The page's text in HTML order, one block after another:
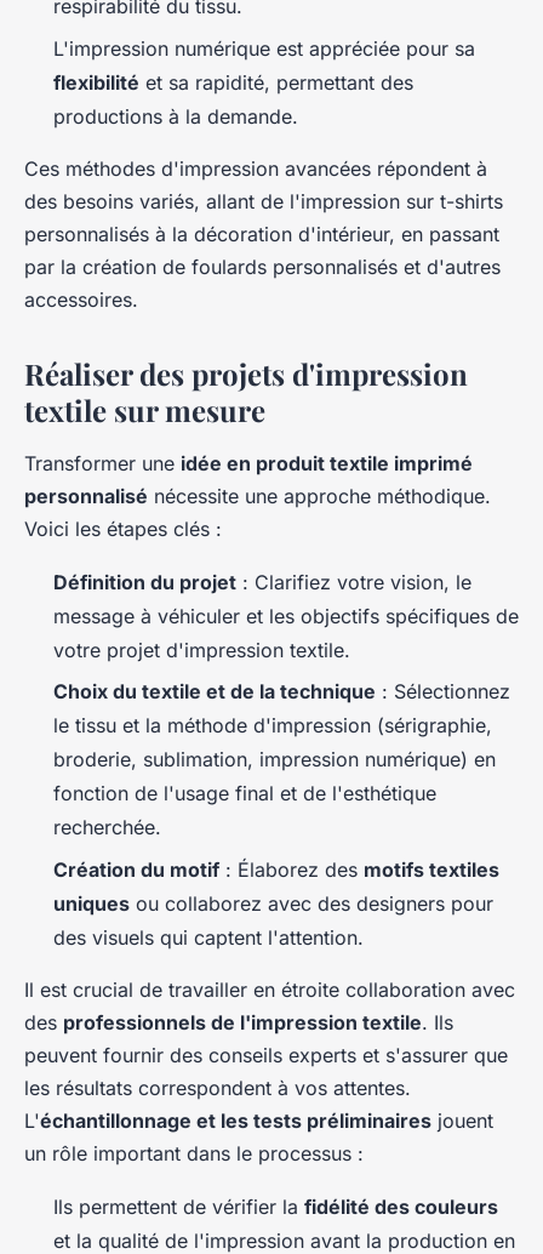
respirabilité du tissu.
L'impression numérique est appréciée pour sa
flexibilité et sa rapidité, permettant des
productions à la demande.
Ces méthodes d'impression avancées répondent à
des besoins variés, allant de l'impression sur t-shirts
personnalisés à la décoration d'intérieur, en passant
par la création de foulards personnalisés et d'autres
accessoires.
Réaliser des projets d'impression
textile sur mesure
Transformer une idée en produit textile imprimé
personnalisé nécessite une approche méthodique.
Voici les étapes clés :
Définition du projet : Clarifiez votre vision, le
message à véhiculer et les objectifs spécifiques de
votre projet d'impression textile.
Choix du textile et de la technique : Sélectionnez
le tissu et la méthode d'impression (sérigraphie,
broderie, sublimation, impression numérique) en
fonction de l'usage final et de l'esthétique
recherchée.
Création du motif : Élaborez des motifs textiles
uniques ou collaborez avec des designers pour
des visuels qui captent l'attention.
Il est crucial de travailler en étroite collaboration avec
des professionnels de l'impression textile. Ils
peuvent fournir des conseils experts et s'assurer que
les résultats correspondent à vos attentes.
L'échantillonnage et les tests préliminaires jouent
un rôle important dans le processus :
Ils permettent de vérifier la fidélité des couleurs
et la qualité de l'impression avant la production en